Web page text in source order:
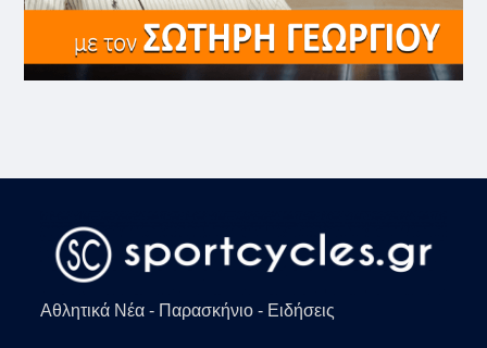
Αθλητικά Νέα - Παρασκήνιο - Ειδήσεις